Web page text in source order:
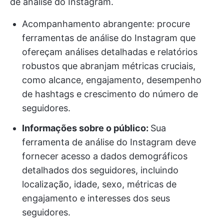
Acompanhamento abrangente: procure
ferramentas de análise do Instagram que
ofereçam análises detalhadas e relatórios
robustos que abranjam métricas cruciais,
como alcance, engajamento, desempenho
de hashtags e crescimento do número de
seguidores.
Informações sobre o público: Sua
ferramenta de análise do Instagram deve
fornecer acesso a dados demográficos
detalhados dos seguidores, incluindo
localização, idade, sexo, métricas de
engajamento e interesses dos seus
seguidores.